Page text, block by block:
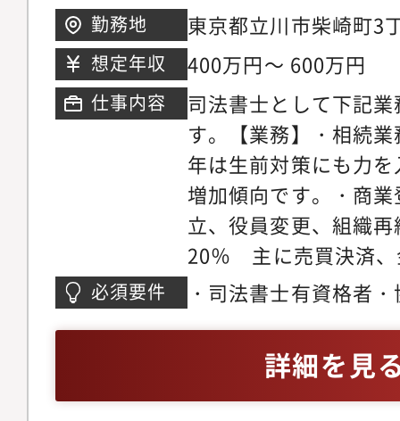
で、高いパフォーマ
により、年間1,000万
も可能です。英語力
が、希望やスキルに
す。代表やパートナ
などでの実務経験が
引に関わる案件も一
勤務地
東京都立川市柴崎町
テック千代田ビル8階
より徒歩5分
想定年収 400万円～ 600万円
仕事内容
司法書士として下記
す。【業務】・相
年は生前対策にも力
増加傾向です。・
立、役員変更、組織
20％ 主に売買決済、
その他、成年後見、
ペアを組み、担当制
きます。クライアン
金融機関、不動産会
必須要件
・司法書士有資格者
ちを汲み取ることが
キルのある方詳細を見